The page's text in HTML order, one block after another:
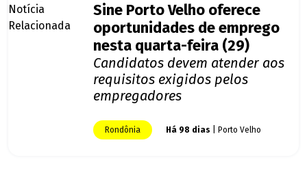
Sine Porto Velho oferece
oportunidades de emprego
nesta quarta-feira (29)
Candidatos devem atender aos
requisitos exigidos pelos
empregadores
Rondônia Há 98 dias | Porto Velho